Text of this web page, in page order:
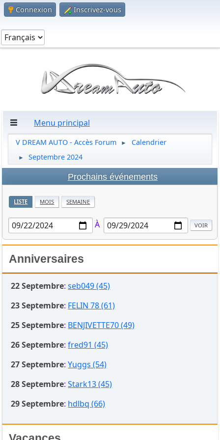
Connexion Inscrivez-vous
Menu principal
V DREAM AUTO - Accès Forum ► Calendrier
► Septembre 2024
Prochains événements
LISTE MOIS SEMAINE
À
Anniversaires
22 Septembre:seb049 (45)
23 Septembre: FELIN 78 (61)
25 Septembre: BENJIVETTE70 (49)
26 Septembre:fred91 (45)
27 Septembre:Yuggs (54)
28 Septembre:Stark13 (45)
29 Septembre: hdlbq (66)